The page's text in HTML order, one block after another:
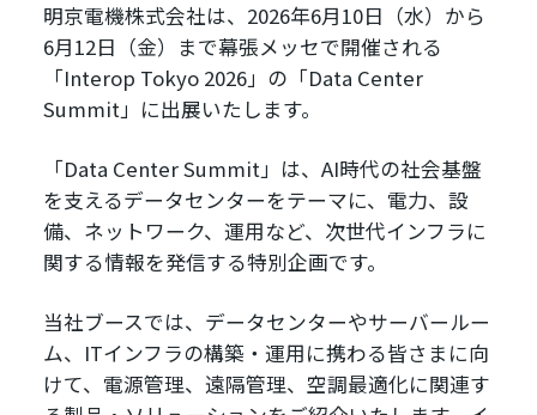
明京電機株式会社は、2026年6月10日（水）から
6月12日（金）まで幕張メッセで開催される
「Interop Tokyo 2026」の「Data Center
Summit」に出展いたします。
「Data Center Summit」は、AI時代の社会基盤
を支えるデータセンターをテーマに、電力、設
備、ネットワーク、運用など、次世代インフラに
関する情報を発信する特別企画です。
当社ブースでは、データセンターやサーバールー
ム、ITインフラの構築・運用に携わる皆さまに向
けて、電源管理、遠隔管理、空調最適化に関連す